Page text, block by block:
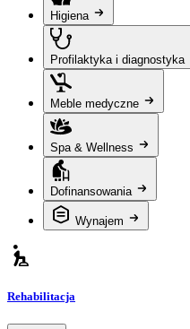
Higiena
Profilaktyka i diagnostyka
Meble medyczne
Spa & Wellness
Dofinansowania
Wynajem
Rehabilitacja